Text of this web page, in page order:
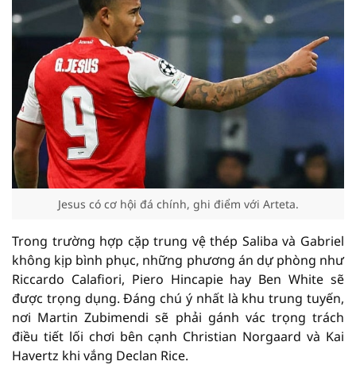
Jesus có cơ hội đá chính, ghi điểm với Arteta.
Trong trường hợp cặp trung vệ thép Saliba và Gabriel
không kịp bình phục, những phương án dự phòng như
Riccardo Calafiori, Piero Hincapie hay Ben White sẽ
được trọng dụng. Đáng chú ý nhất là khu trung tuyến,
nơi Martin Zubimendi sẽ phải gánh vác trọng trách
điều tiết lối chơi bên cạnh Christian Norgaard và Kai
Havertz khi vắng Declan Rice.